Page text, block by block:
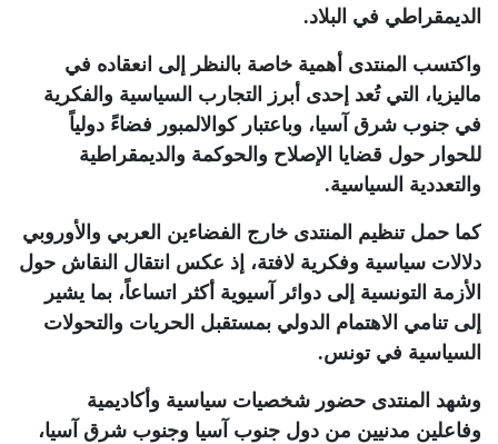
الديمقراطي في البلاد.
واكتسب المنتدى أهمية خاصة بالنظر إلى انعقاده في
ماليزيا، التي تُعد إحدى أبرز التجارب السياسية والفكرية
في جنوب شرق آسيا، وباعتبار كوالالمبور فضاءً دولياً
للحوار حول قضايا الإصلاح والحوكمة والديمقراطية
والتعددية السياسية.
كما حمل تنظيم المنتدى خارج الفضاءين العربي والأوروبي
دلالات سياسية وفكرية لافتة، إذ عكس انتقال النقاش حول
الأزمة التونسية إلى دوائر آسيوية أكثر اتساعاً، بما يشير
إلى تنامي الاهتمام الدولي بمستقبل الحريات والتحولات
السياسية في تونس.
وشهد المنتدى حضور شخصيات سياسية وأكاديمية
وفاعلين مدنيين من دول جنوب آسيا وجنوب شرق آسيا،